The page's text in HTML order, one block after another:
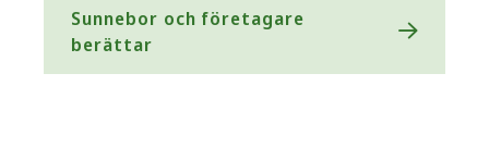
Sunnebor och företagare
berättar